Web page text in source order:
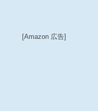
[Amazon 広告]